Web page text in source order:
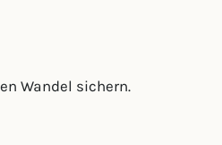
Wandel sichern.